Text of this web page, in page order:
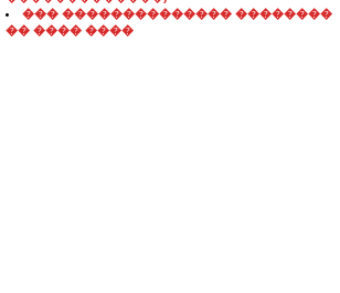
��� �������������� ��������
�� ���� ����